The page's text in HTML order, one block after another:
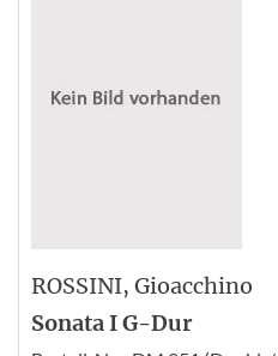
ROSSINI, Gioacchino
Sonata I G-Dur